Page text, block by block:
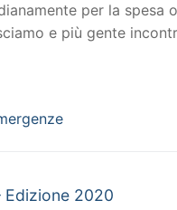
per la spesa
e più gente
Edizione 2020